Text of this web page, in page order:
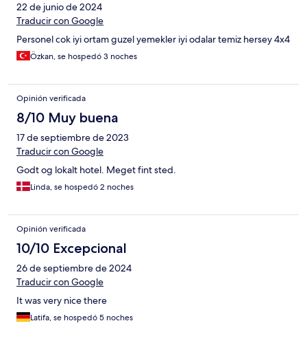
22 de junio de 2024
Traducir con Google
Personel cok iyi ortam guzel yemekler iyi odalar temiz hersey 4x4
Özkan, se hospedó 3 noches
Opinión verificada
8/10 Muy buena
17 de septiembre de 2023
Traducir con Google
Godt og lokalt hotel. Meget fint sted.
Linda, se hospedó 2 noches
Opinión verificada
10/10 Excepcional
26 de septiembre de 2024
Traducir con Google
It was very nice there
Latifa, se hospedó 5 noches